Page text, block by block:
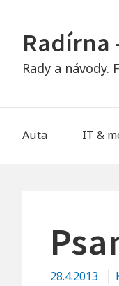
contentRadírna
Rady a návody.
Main
Auta IT &
28.4.2013